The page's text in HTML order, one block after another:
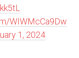
WIWMcCa9Dw
1, 2024